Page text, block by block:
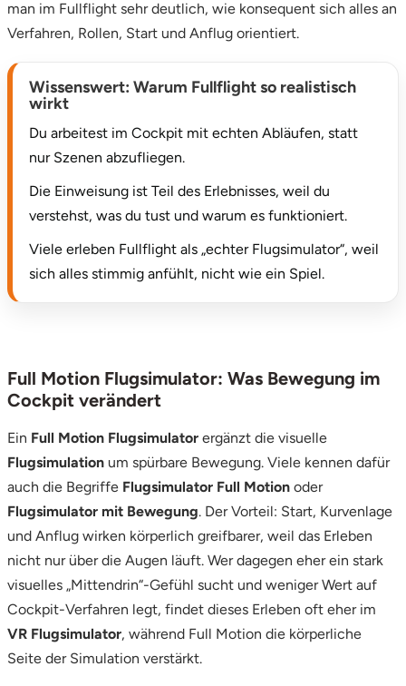
man im Fullflight sehr deutlich, wie konsequent sich alles an
Verfahren, Rollen, Start und Anflug orientiert.
Wissenswert: Warum Fullflight so realistisch
wirkt
Du arbeitest im Cockpit mit echten Abläufen, statt
nur Szenen abzufliegen.
Die Einweisung ist Teil des Erlebnisses, weil du
verstehst, was du tust und warum es funktioniert.
Viele erleben Fullflight als „echter Flugsimulator“, weil
sich alles stimmig anfühlt, nicht wie ein Spiel.
Full Motion Flugsimulator: Was Bewegung im
Cockpit verändert
Ein Full Motion Flugsimulator ergänzt die visuelle
Flugsimulation um spürbare Bewegung. Viele kennen dafür
auch die Begriffe Flugsimulator Full Motion oder
Flugsimulator mit Bewegung. Der Vorteil: Start, Kurvenlage
und Anflug wirken körperlich greifbarer, weil das Erleben
nicht nur über die Augen läuft. Wer dagegen eher ein stark
visuelles „Mittendrin“-Gefühl sucht und weniger Wert auf
Cockpit-Verfahren legt, findet dieses Erleben oft eher im
VR Flugsimulator, während Full Motion die körperliche
Seite der Simulation verstärkt.
Potsdam-Mittelmark
Regensburg
Rendsburg Eckernförde
Rodgau
Rügen
Saarbrücken
Salzgitter
Schweinfurt
Schwerin